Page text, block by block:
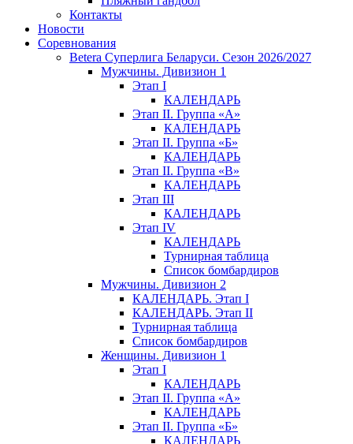
Контакты
Новости
Соревнования
Betera Суперлига Беларуси. Сезон 2026/2027
Мужчины. Дивизион 1
Этап I
КАЛЕНДАРЬ
Этап II. Группа «А»
КАЛЕНДАРЬ
Этап II. Группа «Б»
КАЛЕНДАРЬ
Этап II. Группа «В»
КАЛЕНДАРЬ
Этап III
КАЛЕНДАРЬ
Этап IV
КАЛЕНДАРЬ
Турнирная таблица
Список бомбардиров
Мужчины. Дивизион 2
КАЛЕНДАРЬ. Этап I
КАЛЕНДАРЬ. Этап II
Турнирная таблица
Список бомбардиров
Женщины. Дивизион 1
Этап I
КАЛЕНДАРЬ
Этап II. Группа «А»
КАЛЕНДАРЬ
Этап II. Группа «Б»
КАЛЕНДАРЬ